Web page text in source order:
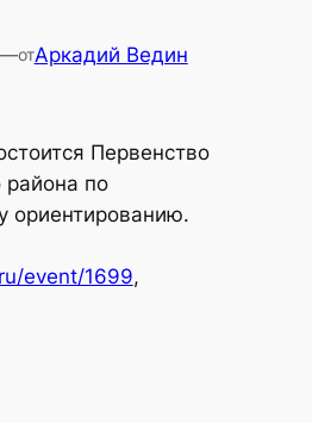
отАркадий Ведин
Первенство
по
ориентированию.
event/1699,